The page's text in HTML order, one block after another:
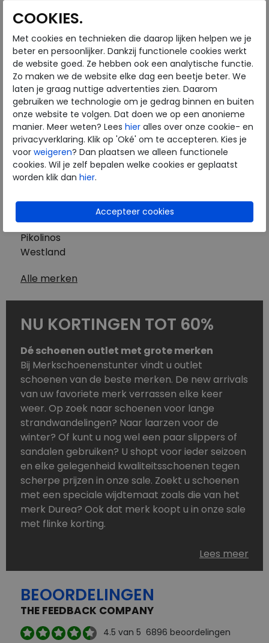
Gabor
Piedi Nudi
Pikolinos
Solidus
Think
Waldlaufer
Westland
Wolky
Herenschoenen
Australian
Birkenstock
Clarks
Mephisto
Pikolinos
Westland
Alle merken
NU KORTINGEN TOT 60%
Dé schoenen outlet met grote merken
Bij Merkschoenenstunter vindt u outlet
schoenen van de beste merken. De new arrivals
van uw favoriete merk verrassen elke keer
weer. Op zoek naar schoenen voor lange
strandwandelingen? Naar laarzen voor de
winter? Of kunt u nog wel een paar slippers of
sandalen gebruiken? U shopt voor ieder seizoen
en elke gelegenheid kwaliteitsschoenen tegen
scherpe prijzen in onze sale. Zoekt u schoenen
met een speciale wijdtemaat zoals die van het
merk Durea? Ook dat merk koopt u in onze sale
met flinke korting.
Schoenen heeft u nooit genoeg. Goedkope
schoenen, maar dus wel van topmerken,
aanbod is zo compleet dat u altijd wel een
passend paar vindt.
Welke schoenmerken vindt u in onze online
Lees meer
BEOORDELINGEN
THE FEEDBACK COMPANY
4.5 van 5 6896 beoordelingen
COOKIES.
Met cookies en technieken die daarop lijken helpen we je
beter en persoonlijker. Dankzij functionele cookies werkt
de website goed. Ze hebben ook een analytische functie.
Zo maken we de website elke dag een beetje beter. We
laten je graag nuttige advertenties zien. Daarom
gebruiken we technologie om je gedrag binnen en buiten
onze website te volgen. Dat doen we op een anonieme
manier. Meer weten? Lees hier alles over onze cookie- en
privacyverklaring. Klik op 'Oké' om te accepteren. Kies je
voor weigeren? Dan plaatsen we alleen functionele
cookies. Wil je zelf bepalen welke cookies er geplaatst
worden klik dan hier.